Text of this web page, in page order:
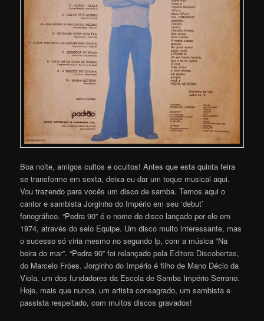
Boa noite, amigos cultos e ocultos! Antes que esta quinta feira
se transforme em sexta, deixa eu dar um toque musical aqui.
Vou trazendo para vocês um disco de samba. Temos aqui o
cantor e sambista Jorginho do Império em seu ‘debut’
fonográfico. “Pedra 90” é o nome do disco lançado por ele em
1974, através do selo Equipe. Um disco muito interessante, mas
o sucesso só viria mesmo no segundo lp, com a música “Na
beira do mar”. “Pedra 90” foi relançado pela Editora Discobertas,
do Marcelo Fróes. Jorginho do Império é filho de Mano Décio da
Viola, um dos fundadores da Escola de Samba Império Serrano.
Hoje, mais que nunca, um artista consagrado, um sambista e
passista respeitado, com muitos discos gravados!